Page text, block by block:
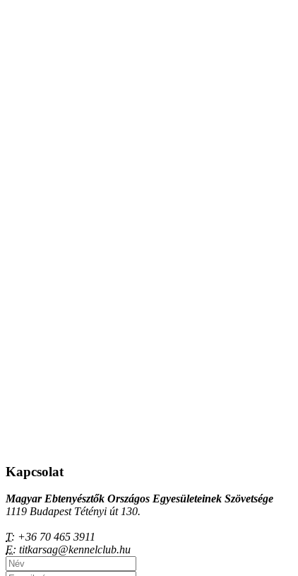
Kapcsolat
Magyar Ebtenyésztők Országos Egyesületeinek Szövetsége
1119 Budapest Tétényi út 130.
T: +36 70 465 3911
E: titkarsag@kennelclub.hu